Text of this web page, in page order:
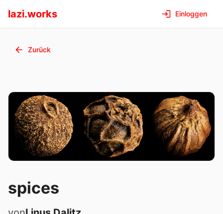
lazi.works Einloggen
Zurück
spices